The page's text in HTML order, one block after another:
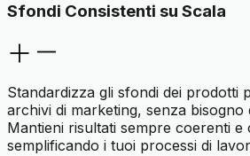
Sfondi Consistenti su Scala
Standardizza gli sfondi dei prodotti
archivi di marketing, senza bisogno
Mantieni risultati sempre coerenti e
semplificando i tuoi processi di